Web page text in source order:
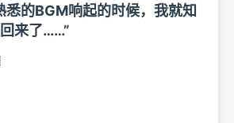
悉的BGM响起的时候，我就知
来了……”